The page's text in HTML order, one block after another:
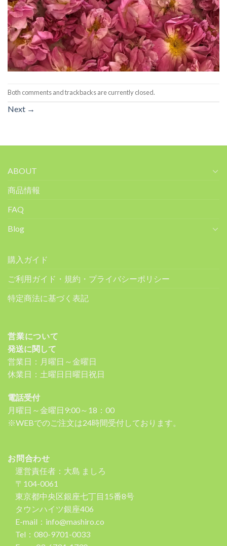
Both comments and trackbacks are currently closed.
Next →
ABOUT
商品情報
FAQ
Blog
購入ガイド
ご利用ガイド・規約・プライバシーポリシー
特定商法に基づく表記
営業について
発送に関して
営業日：月曜日～金曜日
休業日：土曜日日曜日祝日
電話受付
月曜日～金曜日9:00～18：00
※WEBでのご注文は24時間受付しております。
お問合わせ
運営責任者：大島 ましろ
〒104-0061
東京都中央区銀座七丁目15番8号
タウンハイツ銀座406
E-mail：info@mashiro.co
Tel：080-9701-0033